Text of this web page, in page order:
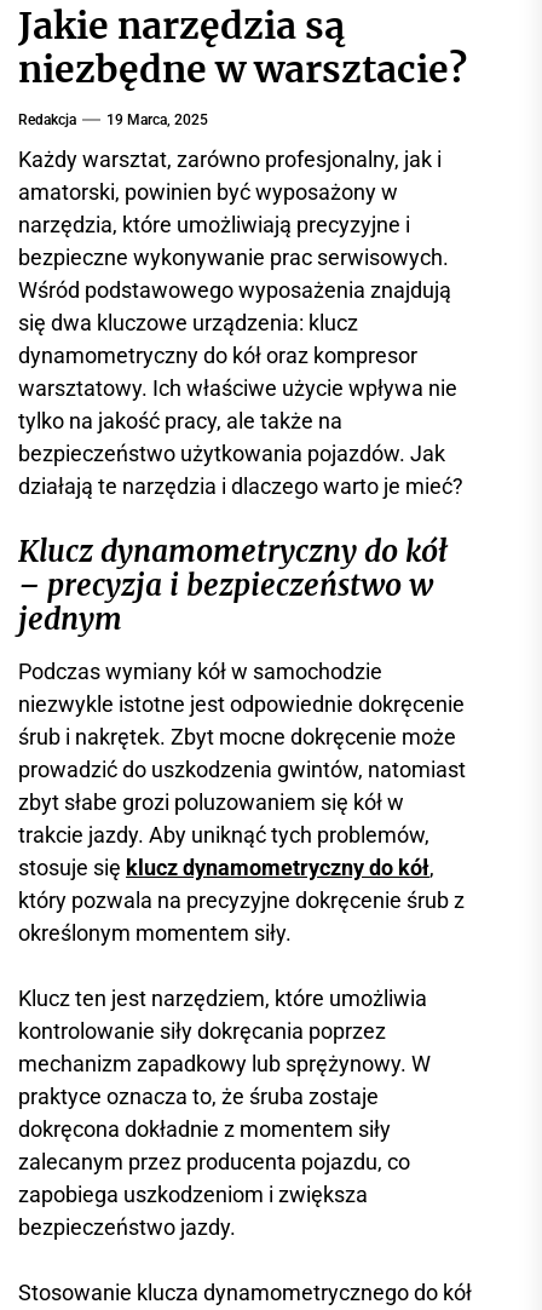
r
w
i
n
f
o
a
c
y
j
n
y
Jakie narzędzia są
niezbędne w warsztacie?
Redakcja 19 Marca, 2025
Każdy warsztat, zarówno profesjonalny, jak i
amatorski, powinien być wyposażony w
narzędzia, które umożliwiają precyzyjne i
bezpieczne wykonywanie prac serwisowych.
Wśród podstawowego wyposażenia znajdują
się dwa kluczowe urządzenia: klucz
dynamometryczny do kół oraz kompresor
warsztatowy. Ich właściwe użycie wpływa nie
tylko na jakość pracy, ale także na
bezpieczeństwo użytkowania pojazdów. Jak
działają te narzędzia i dlaczego warto je mieć?
Klucz dynamometryczny do kół
– precyzja i bezpieczeństwo w
jednym
Podczas wymiany kół w samochodzie
niezwykle istotne jest odpowiednie dokręcenie
śrub i nakrętek. Zbyt mocne dokręcenie może
prowadzić do uszkodzenia gwintów, natomiast
zbyt słabe grozi poluzowaniem się kół w
trakcie jazdy. Aby uniknąć tych problemów,
stosuje się klucz dynamometryczny do kół,
który pozwala na precyzyjne dokręcenie śrub z
określonym momentem siły.
Klucz ten jest narzędziem, które umożliwia
kontrolowanie siły dokręcania poprzez
mechanizm zapadkowy lub sprężynowy. W
praktyce oznacza to, że śruba zostaje
dokręcona dokładnie z momentem siły
zalecanym przez producenta pojazdu, co
zapobiega uszkodzeniom i zwiększa
bezpieczeństwo jazdy.
Stosowanie klucza dynamometrycznego do kół